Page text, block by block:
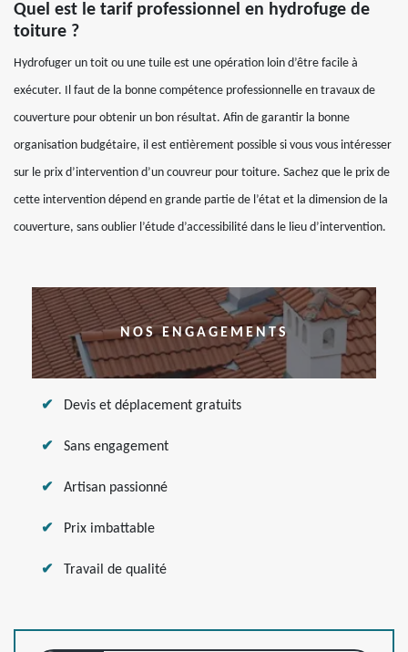
Quel est le tarif professionnel en hydrofuge de
toiture ?
Hydrofuger un toit ou une tuile est une opération loin d’être facile à
exécuter. Il faut de la bonne compétence professionnelle en travaux de
couverture pour obtenir un bon résultat. Afin de garantir la bonne
organisation budgétaire, il est entièrement possible si vous vous intéresser
sur le prix d’intervention d’un couvreur pour toiture. Sachez que le prix de
cette intervention dépend en grande partie de l’état et la dimension de la
couverture, sans oublier l’étude d’accessibilité dans le lieu d’intervention.
NOS ENGAGEMENTS
Devis et déplacement gratuits
Sans engagement
Artisan passionné
Prix imbattable
Travail de qualité